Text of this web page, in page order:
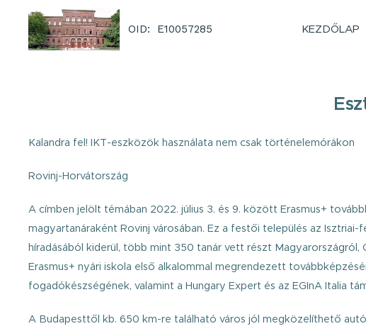
OID: E10057285 KEZDŐLAP
Kalandra fel! IKT-eszközök használata nem csak történelemórákon
Rovinj-Horvátország
A címben jelölt témában 2022. július 3. és 9. között Erasmus+
magyartanáraként Rovinj városában. Ez a festői település az
híradásából kiderül, több mint 350 tanár vett részt
Erasmus+ nyári iskola első alkalommal megrendezett
fogadókészségének, valamint a Hungary Expert és az EGInA Italia
A Budapesttől kb. 650 km-re található város jól megközelíthető